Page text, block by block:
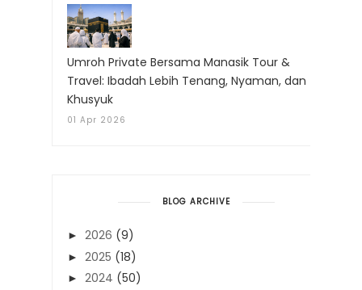
Umroh Private Bersama Manasik Tour &
Travel: Ibadah Lebih Tenang, Nyaman, dan
Khusyuk
01 Apr 2026
BLOG ARCHIVE
► 2026 (9)
► 2025 (18)
► 2024 (50)